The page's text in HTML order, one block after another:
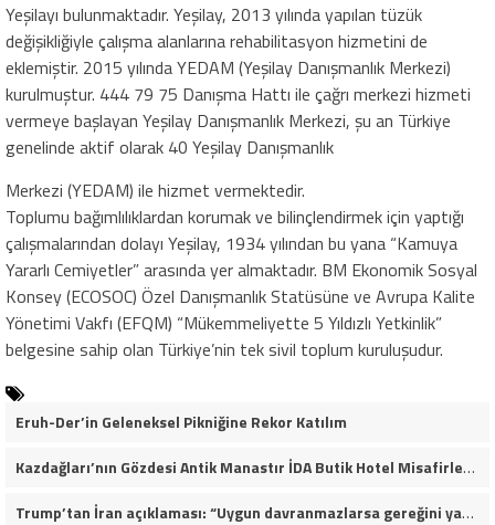
Yeşilayı bulunmaktadır. Yeşilay, 2013 yılında yapılan tüzük
değişikliğiyle çalışma alanlarına rehabilitasyon hizmetini de
eklemiştir. 2015 yılında YEDAM (Yeşilay Danışmanlık Merkezi)
kurulmuştur. 444 79 75 Danışma Hattı ile çağrı merkezi hizmeti
vermeye başlayan Yeşilay Danışmanlık Merkezi, şu an Türkiye
genelinde aktif olarak 40 Yeşilay Danışmanlık
Merkezi (YEDAM) ile hizmet vermektedir.
Toplumu bağımlılıklardan korumak ve bilinçlendirmek için yaptığı
çalışmalarından dolayı Yeşilay, 1934 yılından bu yana “Kamuya
Yararlı Cemiyetler” arasında yer almaktadır. BM Ekonomik Sosyal
Konsey (ECOSOC) Özel Danışmanlık Statüsüne ve Avrupa Kalite
Yönetimi Vakfı (EFQM) “Mükemmeliyette 5 Yıldızlı Yetkinlik”
belgesine sahip olan Türkiye’nin tek sivil toplum kuruluşudur.
Eruh-Der’in Geleneksel Pikniğine Rekor Katılım
Kazdağları’nın Gözdesi Antik Manastır İDA Butik Hotel Misafirlerinden Tam Not Alıyor
Trump’tan İran açıklaması: “Uygun davranmazlarsa gereğini yaparım”